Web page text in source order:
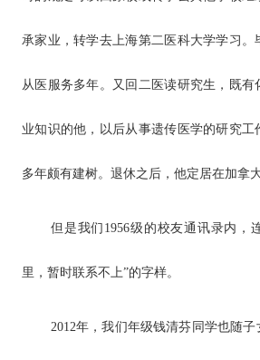
承家业，转学去上海第二医科大学学习。
从医服务多年。又回二医读研究生，既
业知识的他，以后从事遗传医学的研究
多年颇有建树。退休之后，他定居在加拿
但是我们1956级的校友通讯录内，
里，暂时联系不上”的字样。
2012年，我们年级钱清芬同学也随